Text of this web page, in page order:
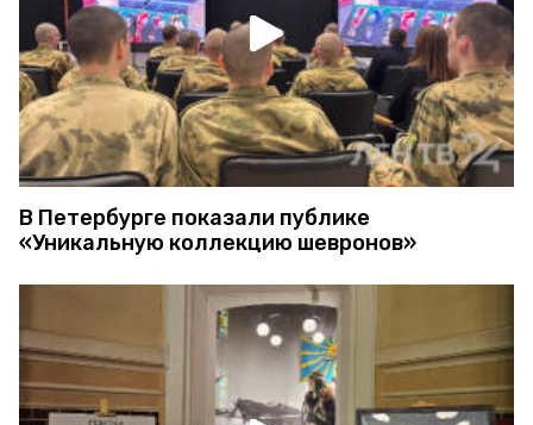
В Петербурге показали публике
«Уникальную коллекцию шевронов»